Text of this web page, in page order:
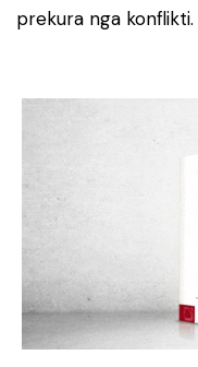
prekura nga konflikti.